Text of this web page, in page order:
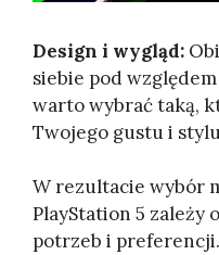
Design i wygląd:
siebie pod
warto wybrać taką,
Twojego gustu i
W rezultacie wybór
PlayStation 5
potrzeb i